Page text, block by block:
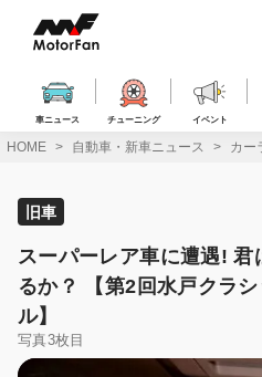
ス
車ニュース チューニング イベント
HOME 自動車・新車ニュース カー
旧車
スーパーレア車に遭遇!
るか？ 【第2回水戸クラ
ル】
写真3枚目